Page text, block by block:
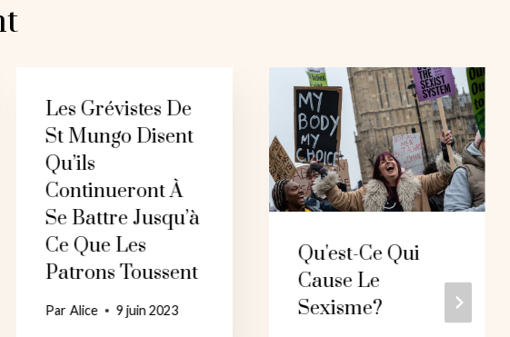
Les Grévistes De
St Mungo Disent
Qu’ils
Continueront À
Se Battre Jusqu’à
Ce Que Les
Patrons Toussent
ParAlice 9 juin 2023
Qu'est-Ce Qui
Cause Le
Sexisme?